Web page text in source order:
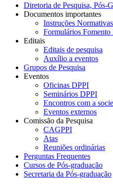
Diretoria de Pesquisa, Pós-
Documentos importantes
Instruções
Formulários
Editais
Editais de pesquisa
Auxílio a eventos
Grupos de Pesquisa
Eventos
Oficinas DPPI
Seminários DPPI
Encontros com a
Eventos externos
Comissão da Pesquisa
CAGPPI
Atas
Reuniões ordinárias
Perguntas Frequentes
Cursos de Pós-graduação
Secretaria da Pós-graduação